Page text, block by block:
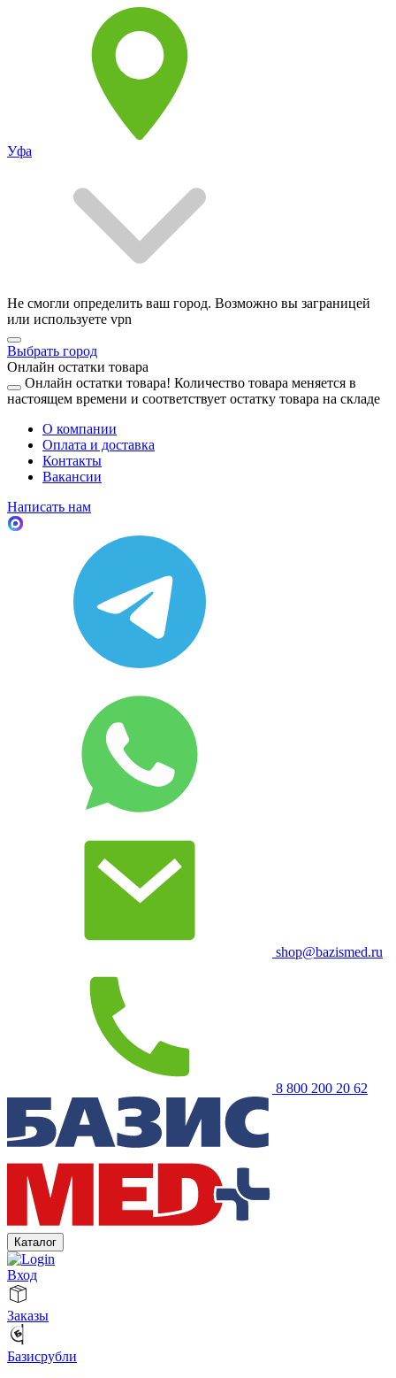
Уфа
Не смогли определить ваш город. Возможно вы заграницей
или используете vpn
Выбрать город
Онлайн остатки товара
Онлайн остатки товара! Количество товара меняется в
настоящем времени и соответствует остатку товара на складе
О компании
Оплата и доставка
Контакты
Вакансии
Написать нам
shop@bazismed.ru
8 800 200 20 62
Каталог
Вход
Заказы
Базисрубли